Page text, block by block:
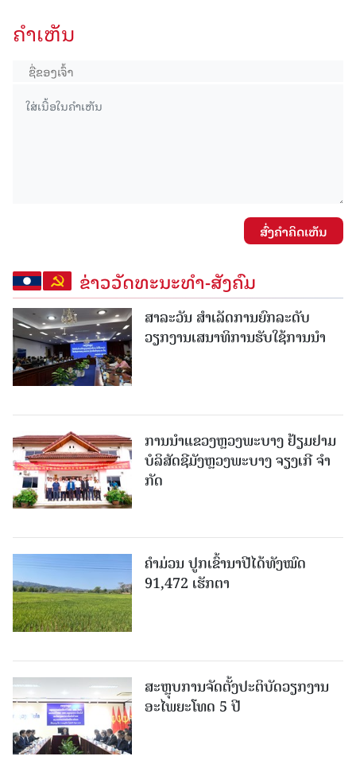
ຄໍາເຫັນ
ສົ່ງຄໍາຄິດເຫັນ
ຂ່າວວັດທະນະທຳ-ສັງຄົມ
ສາລະວັນ ສໍາເລັດການຍົກລະດັບ
ວຽກງານເສນາທິການຮັບໃຊ້ການນໍາ
ການນຳແຂວງຫຼວງພະບາງ ຢ້ຽມ​ຢາມ
ບໍ​ລິ​ສັດຊີມັງຫຼວງພະບາງ ຈຽງເກີ ຈໍາ
ກັດ
ຄໍາມ່ວນ ປູກເຂົ້ານາປີໄດ້ທັງໝົດ
91,472 ເຮັກຕາ
ສະຫຼຸບການຈັດຕັ້ງປະຕິບັດວຽກງານ
ອະໄພຍະໂທດ 5 ປີ